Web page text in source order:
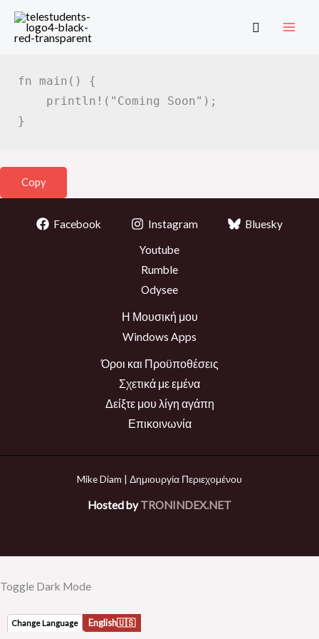
Skip
Search
Intro
fn main ( )
{
println! ( "Coming Soon" ) ;
}
Copy
Facebook Instagram Bluesky
Youtube
Rumble
Odysee
Η Μουσική μου
Windows Apps
Όροι και Προϋποθέσεις
Σχετικά με εμένα
Δείξτε μου λίγη αγάπη
Επικοινωνία
Mike Diam | Δημιουργία Περιεχομένου
Hosted byTRONINDEX.NET
Toggle Dark Mode
Change Language English🇺🇸